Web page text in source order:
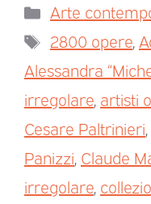
Arte
2800 opere,
Alessandra
irregolare, artisti
Cesare Paltrinieri,
Panizzi, Claude
irregolare,